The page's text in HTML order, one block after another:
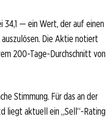
— ein Wert, der auf einen
Die Aktie notiert
200-Tage-Durchschnitt von
Stimmung. Für das an der
liegt aktuell ein „Sell“-Rating